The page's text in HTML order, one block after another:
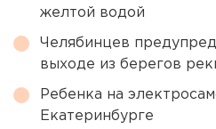
желтой водой
Челябинцев
выходе из берегов
Ребенка на
Екатеринбурге